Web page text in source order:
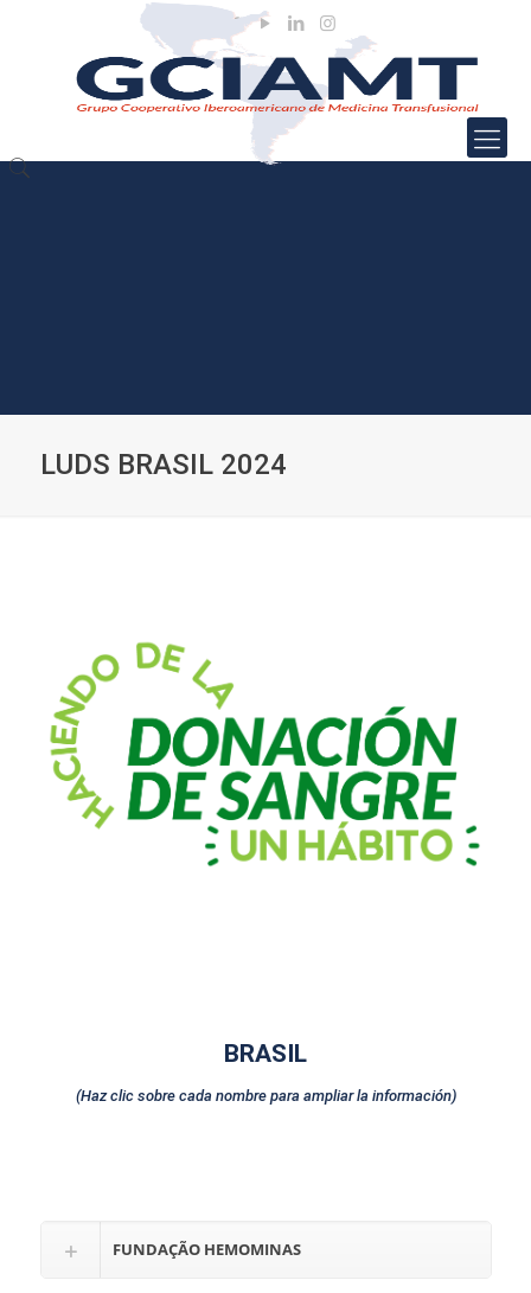
LUDS BRASIL 2024
BRASIL
(Haz clic sobre cada nombre para ampliar la información)
FUNDAÇÃO HEMOMINAS